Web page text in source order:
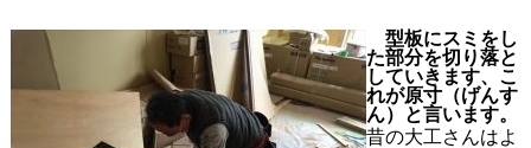
型板にスミをし
た部分を切り落と
していきます、こ
れが原寸（げんす
ん）と言います。
昔の大工さんはよ